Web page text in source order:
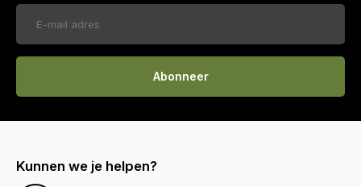
Abonneer
Kunnen we je helpen?